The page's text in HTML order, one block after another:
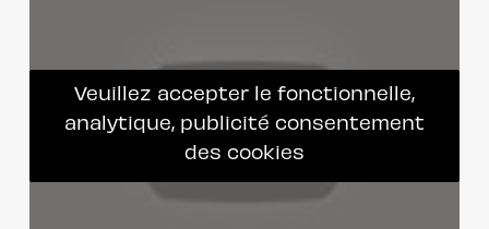
Veuillez accepter le fonctionnelle,
analytique, publicité consentement
des cookies